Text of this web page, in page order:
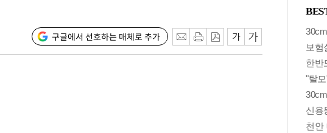
구글에서 선호하는 매체로 추가